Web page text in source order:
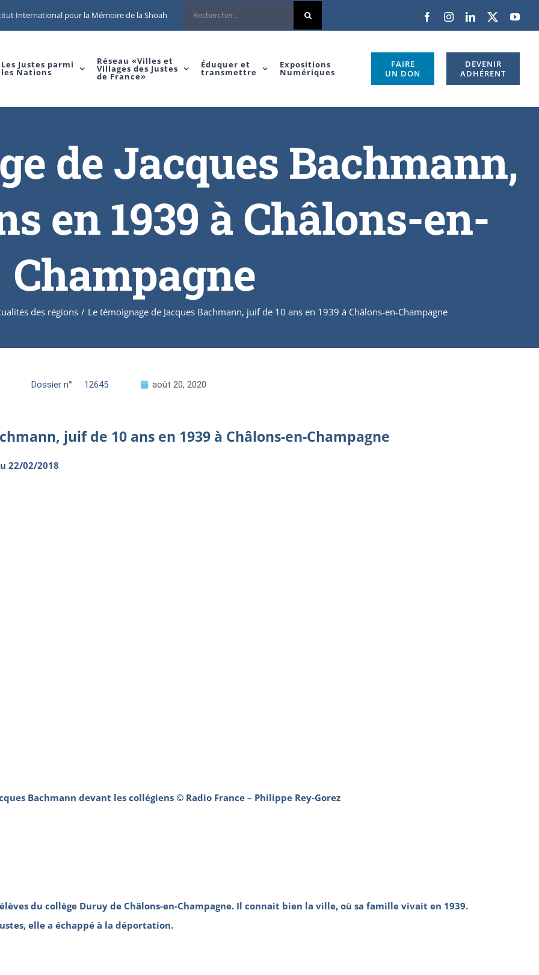
International pour la Mémoire de la Shoah
Les Justes parmi
les Nations
Réseau «Villes et
Villages des Justes
de France»
Éduquer et
transmettre
Expositions
Numériques
FAIRE
UN DON
DEVENIR
ADHÉRENT
de Jacques Bachmann,
en 1939 à Châlons-en-
Champagne
des régions / Le témoignage de Jacques Bachmann, juif de 10 ans en 1939 à Châlons-en-Champagne
Dossier n° 12645 août 20, 2020
juif de 10 ans en 1939 à Châlons-en-Champagne
22/02/2018
Bachmann devant les collégiens © Radio France – Philippe Rey-Gorez
du collège Duruy de Châlons-en-Champagne. Il connait bien la ville, où sa famille vivait en 1939.
elle a échappé à la déportation.